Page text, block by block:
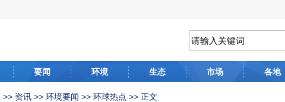
要闻 环境 生态 市场 各地
>> 资讯 >> 环境要闻 >> 环球热点 >> 正文